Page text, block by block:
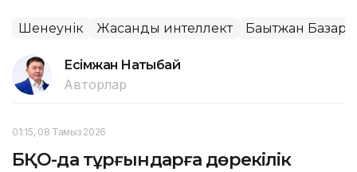
Шенеунік Жасанды интеллект Бақытжан
Есімжан Нақтыбай
Авторлар
01:15, 08 Тамыз 2026
БҚО-да тұрғындарға дөрекілік